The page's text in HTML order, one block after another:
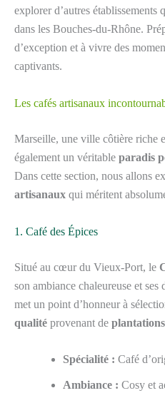
explorer d’autres établissements
dans les Bouches-du-Rhône.
d’exception et à vivre des
captivants.
Les cafés artisanaux
Marseille, une ville côtière riche
également un véritable paradis
Dans cette section, nous allons
artisanaux qui méritent
1. Café des Épices
Situé au cœur du Vieux-Port, le
son ambiance chaleureuse et ses
met un point d’honneur à
qualité provenant de
Spécialité : Café
Ambiance : Cosy et